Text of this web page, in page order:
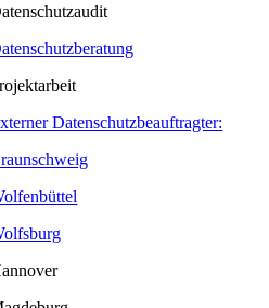
Datenschutzbeauftragter: